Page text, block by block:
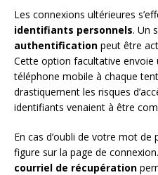
Les connexions ultérieures
identifiants personnels. Un
authentification peut être
Cette option facultative
téléphone mobile à chaque
drastiquement les risques
identifiants venaient à être
En cas d’oubli de votre mot
figure sur la page de
courriel de récupération